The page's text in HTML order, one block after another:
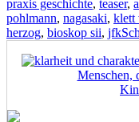
praxis geschichte, teaser,
pohlmann, nagasaki, klett
herzog, bioskop sii, jfk
Menschen,